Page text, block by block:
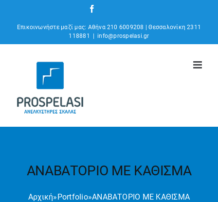
περιεχόμενο
Επικοινωνήστε μαζί μας: Αθήνα 210 6009208 | Θεσσαλονίκη 2311
118881
info@prospelasi.gr
ΑΝΑΒΑΤΟΡΙΟ ΜΕ ΚΑΘΙΣΜΑ
Αρχική»Portfolio»ΑΝΑΒΑΤΟΡΙΟ ΜΕ ΚΑΘΙΣΜΑ